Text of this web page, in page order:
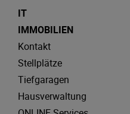
IT
IMMOBILIEN
Kontakt
Stellplätze
Tiefgaragen
Hausverwaltung